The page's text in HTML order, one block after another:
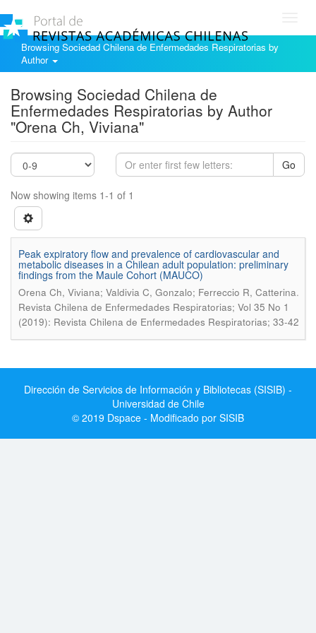
Browsing Sociedad Chilena de Enfermedades Respiratorias by
Author
Browsing Sociedad Chilena de
Enfermedades Respiratorias by Author
"Orena Ch, Viviana"
Go
Now showing items 1-1 of 1
Peak expiratory flow and prevalence of cardiovascular and
metabolic diseases in a Chilean adult population: preliminary
findings from the Maule Cohort (MAUCO)
Orena Ch, Viviana; Valdivia C, Gonzalo; Ferreccio R, Catterina.
Revista Chilena de Enfermedades Respiratorias; Vol 35 No 1
(2019): Revista Chilena de Enfermedades Respiratorias; 33-42
Dirección de Servicios de Información y Bibliotecas (SISIB) -
Universidad de Chile
© 2019 Dspace - Modificado por SISIB